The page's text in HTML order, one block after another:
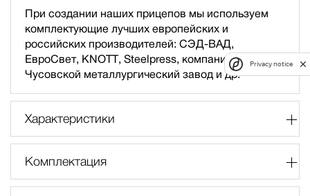
При создании наших прицепов мы используем
комплектующие лучших европейских и
российских производителей: СЭД-ВАД,
ЕвроСвет, KNOTT, Steelpress, компания «Свеза»,
Чусовской металлургический завод и др.
Характеристики
Комплектация
Privacy notice